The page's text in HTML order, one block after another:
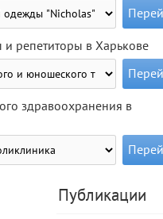
и репетиторы в Харькове
здравоохранения в
Публикации